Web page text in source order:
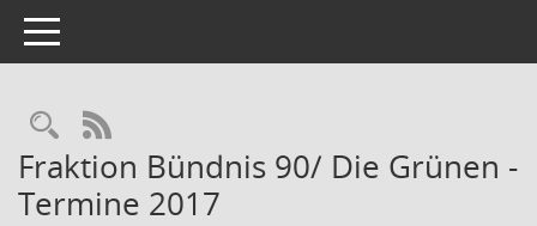
Toggle navigation
Rechercheauswahl
RSS-Feed
Fraktion Bündnis 90/ Die Grünen -
Termine 2017